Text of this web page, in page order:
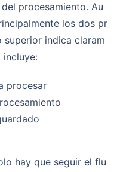
procesamiento. Au
los dos pr
superior indica claram
procesar